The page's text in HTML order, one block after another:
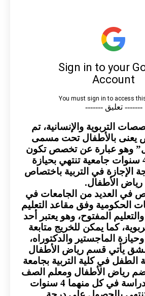
------- تعليق -------
التربوية والإنسانية، تم
يعنى بالأطفال تحت مسمى
وهو عبارة عن تخصص تكون
مدة دراسته 4 سنوات جامعية تنتهي بحيازة
الإجازة في التربية باختصاص
رياض الأطفال.
في العديد من الجامعات في
الحكومية وفق مقاعد التعليم
المفتوح، وهو يعتبر أحد
كما يمكن للخريج متابعة
وحيازة الماجستير والدكتوراه،
يأتي قسم رياض الأطفال
في كلية التربية بجامعة
رياض الأطفال ومعلم الصف
وتكون مدة الدراسة في كل منهما 4 سنوات